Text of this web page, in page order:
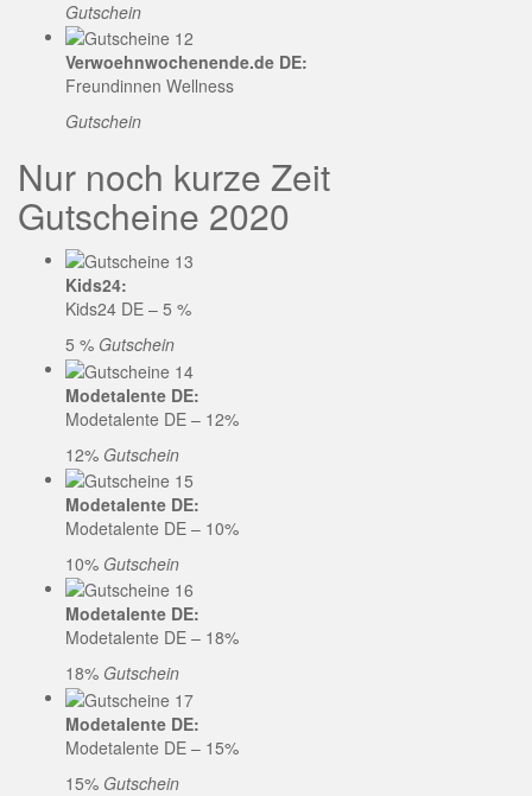
Gutschein
Verwoehnwochenende.de DE:
Freundinnen Wellness
Gutschein
Nur noch kurze Zeit
Gutscheine 2020
Kids24:
Kids24 DE – 5 %
5 % Gutschein
Modetalente DE:
Modetalente DE – 12%
12% Gutschein
Modetalente DE:
Modetalente DE – 10%
10% Gutschein
Modetalente DE:
Modetalente DE – 18%
18% Gutschein
Modetalente DE:
Modetalente DE – 15%
15% Gutschein